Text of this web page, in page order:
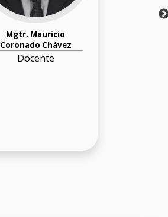
Mgtr. Mauricio
Coronado Chávez
Docente